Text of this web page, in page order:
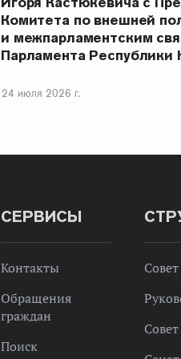
Комитета по внешней
и межпарламентским
Парламента
24 июля 2026 г.
СЕРВИСЫ
Контакты
Обращения
граждан
Поиск